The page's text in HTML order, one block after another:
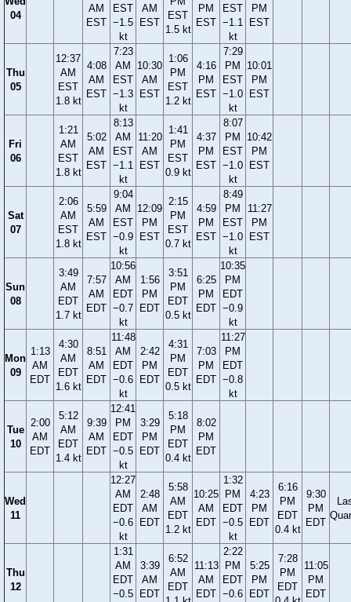
04
AM
EST
EST
−1.5
kt
AM
EST
EST
1.5 kt
PM
EST
EST
−1.1
kt
PM
EST
Thu
05
12:37
AM
EST
1.8 kt
4:08
AM
EST
7:23
AM
EST
−1.3
kt
10:30
AM
EST
1:06
PM
EST
1.2 kt
4:16
PM
EST
7:29
PM
EST
−1.0
kt
10:01
PM
EST
Fri
06
1:21
AM
EST
1.8 kt
5:02
AM
EST
8:13
AM
EST
−1.1
kt
11:20
AM
EST
1:41
PM
EST
0.9 kt
4:37
PM
EST
8:07
PM
EST
−1.0
kt
10:42
PM
EST
Sat
07
2:06
AM
EST
1.8 kt
5:59
AM
EST
9:04
AM
EST
−0.9
kt
12:09
PM
EST
2:15
PM
EST
0.7 kt
4:59
PM
EST
8:49
PM
EST
−1.0
kt
11:27
PM
EST
Sun
08
3:49
AM
EDT
1.7 kt
7:57
AM
EDT
10:56
AM
EDT
−0.7
kt
1:56
PM
EDT
3:51
PM
EDT
0.5 kt
6:25
PM
EDT
10:35
PM
EDT
−0.9
kt
Mon
09
1:13
AM
EDT
4:30
AM
EDT
1.6 kt
8:51
AM
EDT
11:48
AM
EDT
−0.6
kt
2:42
PM
EDT
4:31
PM
EDT
0.5 kt
7:03
PM
EDT
11:27
PM
EDT
−0.8
kt
Tue
10
2:00
AM
EDT
5:12
AM
EDT
1.4 kt
9:39
AM
EDT
12:41
PM
EDT
−0.5
kt
3:29
PM
EDT
5:18
PM
EDT
0.4 kt
8:02
PM
EDT
Wed
11
12:27
AM
EDT
−0.6
kt
2:48
AM
EDT
5:58
AM
EDT
1.2 kt
10:25
AM
EDT
1:32
PM
EDT
−0.5
kt
4:23
PM
EDT
6:16
PM
EDT
0.4 kt
9:30
PM
EDT
Thu
12
1:31
AM
EDT
−0.5
3:39
AM
EDT
6:52
AM
EDT
11:13
AM
EDT
2:22
PM
EDT
−0.6
5:25
PM
EDT
7:28
PM
EDT
11:05
PM
EDT